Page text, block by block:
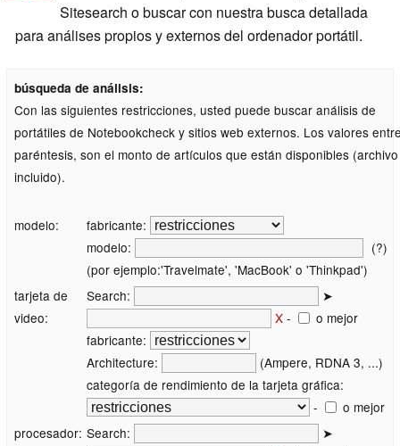
Sitesearch o buscar con nuestra busca detallada
para análises propios y externos del ordenador portátil.
búsqueda de análisis:
Con las siguientes restricciones, usted puede buscar análisis de
portátiles de Notebookcheck y sitios web externos. Los valores
paréntesis, son el monto de artículos que están disponibles (archivo
incluido).
modelo:
fabricante:
modelo:
(?)
(por ejemplo:'Travelmate', 'MacBook' o 'Thinkpad')
tarjeta de
video:
Search:
➤
X -
o mejor
fabricante:
Architecture:
(Ampere, RDNA 3, ...)
categoría de rendimiento de la tarjeta gráfica:
-
o mejor
procesador: Search:
➤